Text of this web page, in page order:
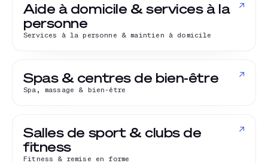
Aide à domicile & services à la
personne
Services à la personne & maintien à domicile
↗
Spas & centres de bien-être
Spa, massage & bien-être
↗
Salles de sport & clubs de
fitness
Fitness & remise en forme
↗